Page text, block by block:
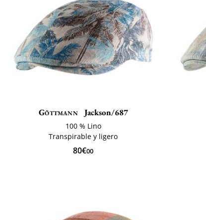
Göttmann Jackson/687
100 % Lino
Transpirable y ligero
80€00